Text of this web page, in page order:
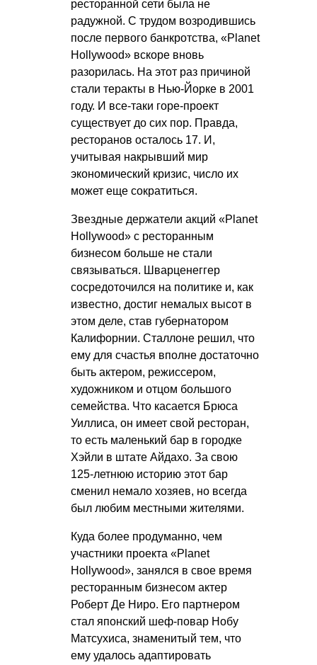
ресторанной сети была не
радужной. С трудом возродившись
после первого банкротства, «Planet
Hollywood» вскоре вновь
разорилась. На этот раз причиной
стали теракты в Нью-Йорке в 2001
году. И все-таки горе-проект
существует до сих пор. Правда,
ресторанов осталось 17. И,
учитывая накрывший мир
экономический кризис, число их
может еще сократиться.
Звездные держатели акций «Planet
Hollywood» с ресторанным
бизнесом больше не стали
связываться. Шварценеггер
сосредоточился на политике и, как
известно, достиг немалых высот в
этом деле, став губернатором
Калифорнии. Сталлоне решил, что
ему для счастья вполне достаточно
быть актером, режиссером,
художником и отцом большого
семейства. Что касается Брюса
Уиллиса, он имеет свой ресторан,
то есть маленький бар в городке
Хэйли в штате Айдахо. За свою
125-летнюю историю этот бар
сменил немало хозяев, но всегда
был любим местными жителями.
Куда более продуманно, чем
участники проекта «Planet
Hollywood», занялся в свое время
ресторанным бизнесом актер
Роберт Де Ниро. Его партнером
стал японский шеф-повар Нобу
Матсухиса, знаменитый тем, что
ему удалось адаптировать